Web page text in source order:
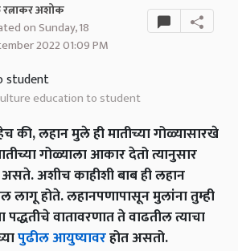
रत्नाकर अशोक
on Sunday, 18
2022 01:09 PM
education to student
की, लहान मुले ही मातीच्या गोळ्यासारखे
गोळ्याला आकार देतो त्यानुसार
असते. अशीच काहीशी बाब ही लहान
लागू होते. लहानपणापासून मुलांना तुम्ही
वातावरणात ते वाढतील त्याचा
पुढील आयुष्यावरहोत असतो.